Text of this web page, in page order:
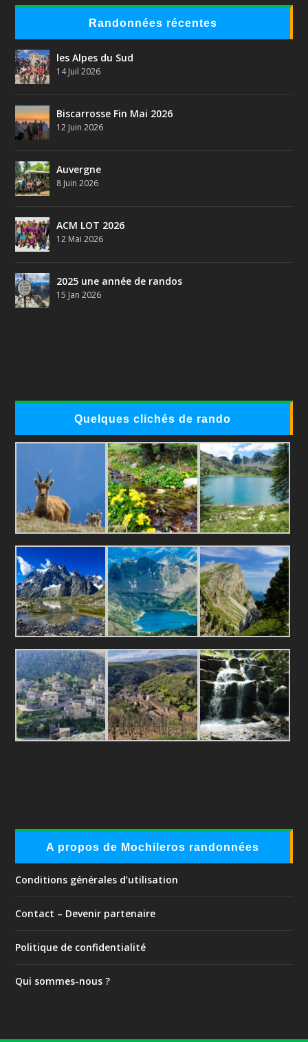
Randonnées récentes
les Alpes du Sud
14 Juil 2026
Biscarrosse Fin Mai 2026
12 Juin 2026
Auvergne
8 Juin 2026
ACM LOT 2026
12 Mai 2026
2025 une année de randos
15 Jan 2026
Quelques clichés de rando
A propos de Mochileros randonnées
Conditions générales d’utilisation
Contact – Devenir partenaire
Politique de confidentialité
Qui sommes-nous ?